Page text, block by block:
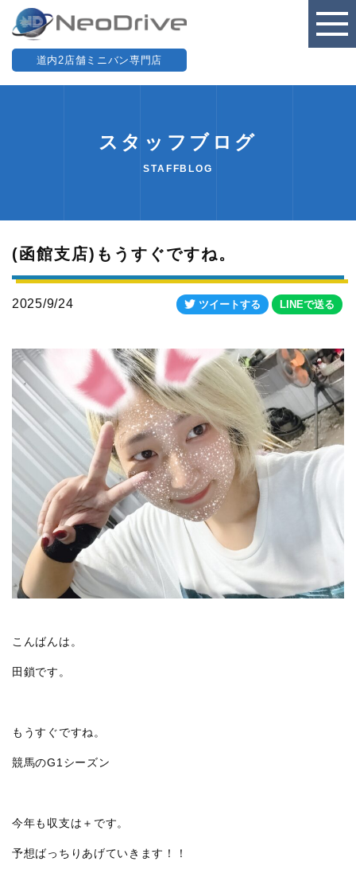
道内2店舗ミニバン専門店
スタッフブログ
STAFFBLOG
(函館支店)もうすぐですね。
2025/9/24 ツイートする LINEで送る
こんばんは。
田鎖です。
もうすぐですね。
競馬のG1シーズン
今年も収支は＋です。
予想ばっちりあげていきます！！